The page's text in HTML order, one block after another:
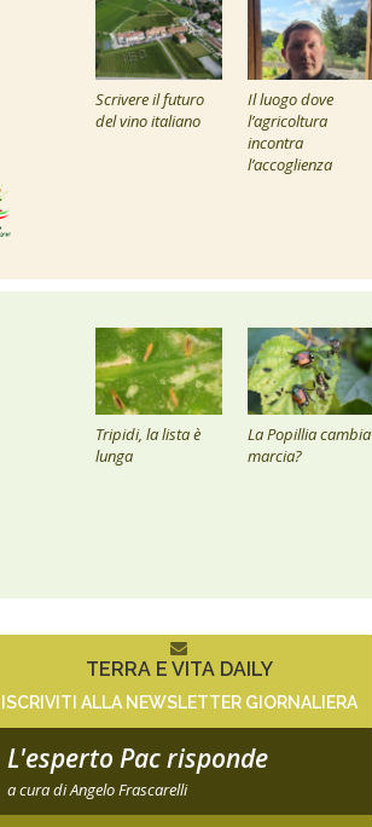
Scrivere il futuro
del vino italiano
Il luogo dove
l’agricoltura
incontra
l’accoglienza
Tripidi, la lista è
lunga
La Popillia cambia
marcia?
TERRA E VITA DAILY
ISCRIVITI ALLA NEWSLETTER GIORNALIERA
L'esperto Pac risponde
a cura di Angelo Frascarelli